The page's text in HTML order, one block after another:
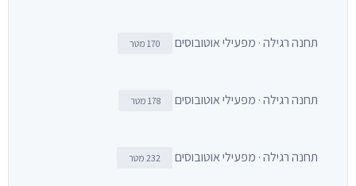
תחנה רגילה · מפעילי אוטובוסים 170 מטר
תחנה רגילה · מפעילי אוטובוסים 178 מטר
תחנה רגילה · מפעילי אוטובוסים 232 מטר